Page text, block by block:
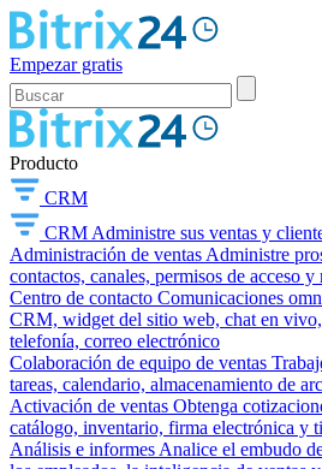
Empezar gratis
Producto
CRM
CRM Administre sus ventas y
Administración de ventas Administre
contactos, canales, permisos de acceso y
Centro de contacto Comunicaciones
CRM, widget del sitio web, chat en
telefonía, correo electrónico
Colaboración de equipo de ventas
tareas, calendario, almacenamiento de
Activación de ventas Obtenga
catálogo, inventario, firma electrónica y
Análisis e informes Analice el embudo